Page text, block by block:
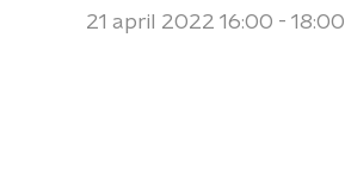
21 april 2022 16:00 - 18:00